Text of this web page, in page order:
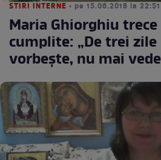
STIRI INTERNE • pe 15.06.2018 la 22:51
Maria Ghiorghiu
cumplite: „De trei
vorbește, nu mai